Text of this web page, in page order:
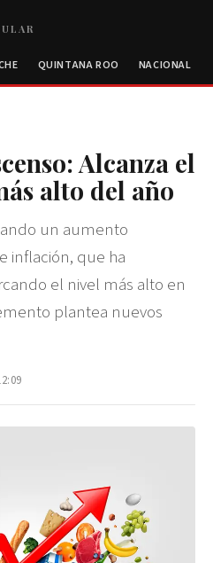
QUINTANA ROO NACIONAL
Alcanza el
alto del año
un aumento
inflación, que ha
el nivel más alto en
plantea nuevos